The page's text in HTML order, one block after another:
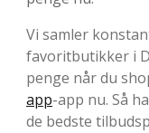
Vi samler
favoritbutikker i
penge når du
app-app nu. Så
de bedste